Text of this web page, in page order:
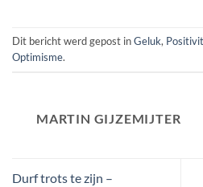
Dit bericht werd gepost inGeluk,
Optimisme.
MARTIN GIJZEMIJTER
Durf trots te zijn –